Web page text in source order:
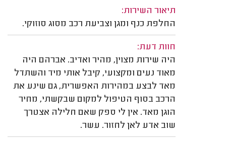
תיאור השירות:
החלפת כנף ומגן וצביעת רכב מסוג סוזוקי.
חוות דעת:
היה שירות מצוין, מהיר ואדיב. אברהם היה
מאוד נעים ומקצועי, קיבל אותי מיד והשתדל
מאד לבצע במהירות האפשרית, גם שינע את
הרכב בסוף הטיפול למקום שבקשתי, מחיר
הוגן מאד. אין לי ספק שאם חלילה אצטרך
שוב אדע לאן לחזור. עשר.